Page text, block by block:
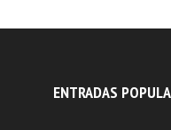
ENTRADAS